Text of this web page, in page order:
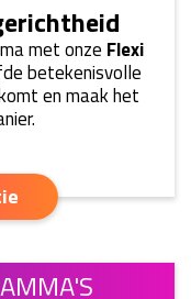
met onze Flexi
betekenisvolle
en maak het